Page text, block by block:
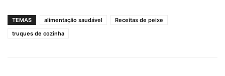
TEMAS alimentação saudável
Receitas de peixe
truques de cozinha